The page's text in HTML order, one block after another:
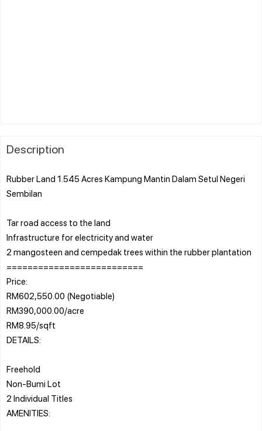
Description
Rubber Land 1.545 Acres Kampung Mantin Dalam Setul Negeri
Sembilan
Tar road access to the land
Infrastructure for electricity and water
2 mangosteen and cempedak trees within the rubber plantation
==========================
Price:
RM602,550.00 (Negotiable)
RM390,000.00/acre
RM8.95/sqft
DETAILS:
Freehold
Non-Bumi Lot
2 Individual Titles
AMENITIES: